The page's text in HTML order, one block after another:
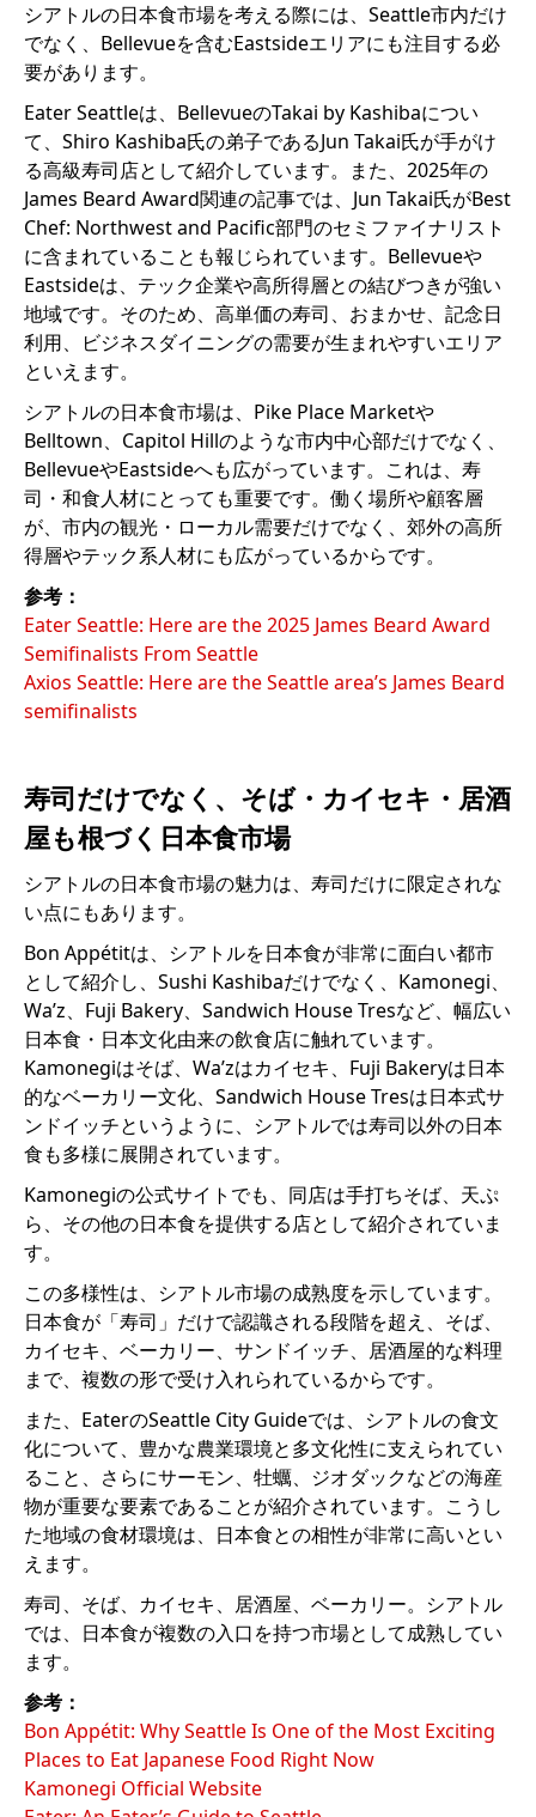
シアトルの日本食市場を考える際には、Seattle市内だけ
でなく、Bellevueを含むEastsideエリアにも注目する必
要があります。
Eater Seattleは、BellevueのTakai by Kashibaについ
て、Shiro Kashiba氏の弟子であるJun Takai氏が手がけ
る高級寿司店として紹介しています。また、2025年の
James Beard Award関連の記事では、Jun Takai氏がBest
Chef: Northwest and Pacific部門のセミファイナリスト
に含まれていることも報じられています。Bellevueや
Eastsideは、テック企業や高所得層との結びつきが強い
地域です。そのため、高単価の寿司、おまかせ、記念日
利用、ビジネスダイニングの需要が生まれやすいエリア
といえます。
シアトルの日本食市場は、Pike Place Marketや
Belltown、Capitol Hillのような市内中心部だけでなく、
BellevueやEastsideへも広がっています。これは、寿
司・和食人材にとっても重要です。働く場所や顧客層
が、市内の観光・ローカル需要だけでなく、郊外の高所
得層やテック系人材にも広がっているからです。
参考：
Eater Seattle: Here are the 2025 James Beard Award
Semifinalists From Seattle
Axios Seattle: Here are the Seattle area’s James Beard
semifinalists
寿司だけでなく、そば・カイセキ・居酒
屋も根づく日本食市場
シアトルの日本食市場の魅力は、寿司だけに限定されな
い点にもあります。
Bon Appétitは、シアトルを日本食が非常に面白い都市
として紹介し、Sushi Kashibaだけでなく、Kamonegi、
Wa’z、Fuji Bakery、Sandwich House Tresなど、幅広い
日本食・日本文化由来の飲食店に触れています。
Kamonegiはそば、Wa’zはカイセキ、Fuji Bakeryは日本
的なベーカリー文化、Sandwich House Tresは日本式サ
ンドイッチというように、シアトルでは寿司以外の日本
食も多様に展開されています。
Kamonegiの公式サイトでも、同店は手打ちそば、天ぷ
ら、その他の日本食を提供する店として紹介されていま
す。
この多様性は、シアトル市場の成熟度を示しています。
日本食が「寿司」だけで認識される段階を超え、そば、
カイセキ、ベーカリー、サンドイッチ、居酒屋的な料理
まで、複数の形で受け入れられているからです。
また、EaterのSeattle City Guideでは、シアトルの食文
化について、豊かな農業環境と多文化性に支えられてい
ること、さらにサーモン、牡蠣、ジオダックなどの海産
物が重要な要素であることが紹介されています。こうし
た地域の食材環境は、日本食との相性が非常に高いとい
えます。
寿司、そば、カイセキ、居酒屋、ベーカリー。シアトル
では、日本食が複数の入口を持つ市場として成熟してい
ます。
参考：
Bon Appétit: Why Seattle Is One of the Most Exciting
Places to Eat Japanese Food Right Now
Kamonegi Official Website